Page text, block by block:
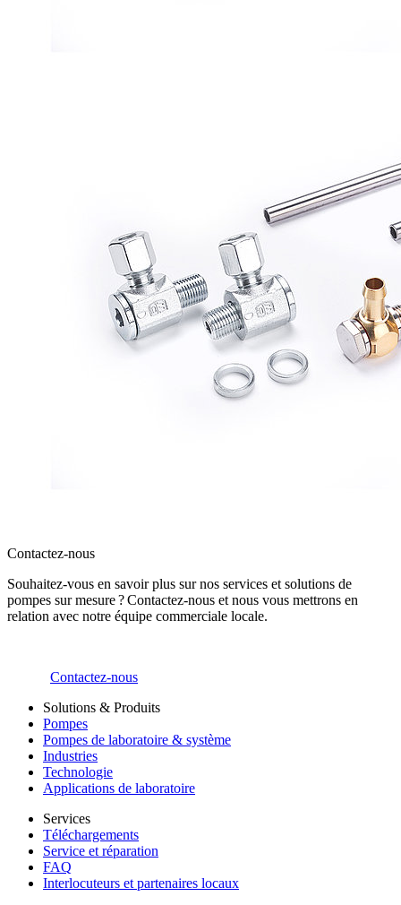
Contactez-nous
Souhaitez-vous en savoir plus sur nos services et solutions de
pompes sur mesure ? Contactez-nous et nous vous mettrons en
relation avec notre équipe commerciale locale.
Contactez-nous
Solutions & Produits
Pompes
Pompes de laboratoire & système
Industries
Technologie
Applications de laboratoire
Services
Téléchargements
Service et réparation
FAQ
Interlocuteurs et partenaires locaux